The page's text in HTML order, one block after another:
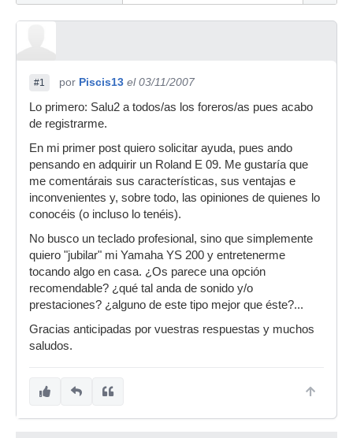
#1 por Piscis13 el 03/11/2007
Lo primero: Salu2 a todos/as los foreros/as pues acabo
de registrarme.
En mi primer post quiero solicitar ayuda, pues ando
pensando en adquirir un Roland E 09. Me gustaría que
me comentárais sus características, sus ventajas e
inconvenientes y, sobre todo, las opiniones de quienes lo
conocéis (o incluso lo tenéis).
No busco un teclado profesional, sino que simplemente
quiero "jubilar" mi Yamaha YS 200 y entretenerme
tocando algo en casa. ¿Os parece una opción
recomendable? ¿qué tal anda de sonido y/o
prestaciones? ¿alguno de este tipo mejor que éste?...
Gracias anticipadas por vuestras respuestas y muchos
saludos.